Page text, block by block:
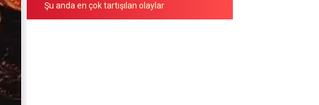
Şu anda en çok tartışılan olaylar